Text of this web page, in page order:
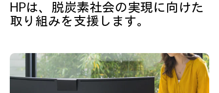
HPは、脱炭素社会の実現に向けた
取り組みを支援します。